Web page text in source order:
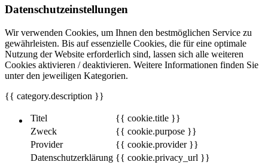
Datenschutzeinstellungen
Wir verwenden Cookies, um Ihnen den bestmöglichen Service zu
gewährleisten. Bis auf essenzielle Cookies, die für eine optimale
Nutzung der Website erforderlich sind, lassen sich alle weiteren
Cookies aktivieren / deaktivieren. Weitere Informationen finden Sie
unter den jeweiligen Kategorien.
{{ category.description }}
Titel
{{ cookie.title }}
Zweck
{{ cookie.purpose }}
Provider
{{ cookie.provider }}
Datenschutzerklärung {{ cookie.privacy_url }}